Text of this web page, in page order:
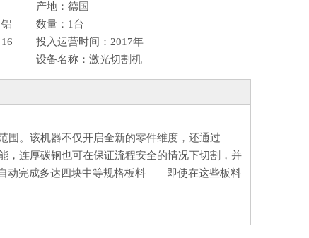
产地： 德国
数量： 1台
投入运营时间： 2017年
设备名称： 激光切割机
围。该机器不仅开启全新的零件维度，还通过
，连厚碳钢也可在保证流程安全的情况下切割，并
动完成多达四块中等规格板料——即使在这些板料